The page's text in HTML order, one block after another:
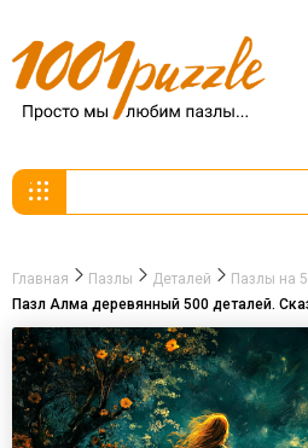
Главная Пазлы Деталей
Пазлы на
Пазл Алма деревянный 500 деталей.